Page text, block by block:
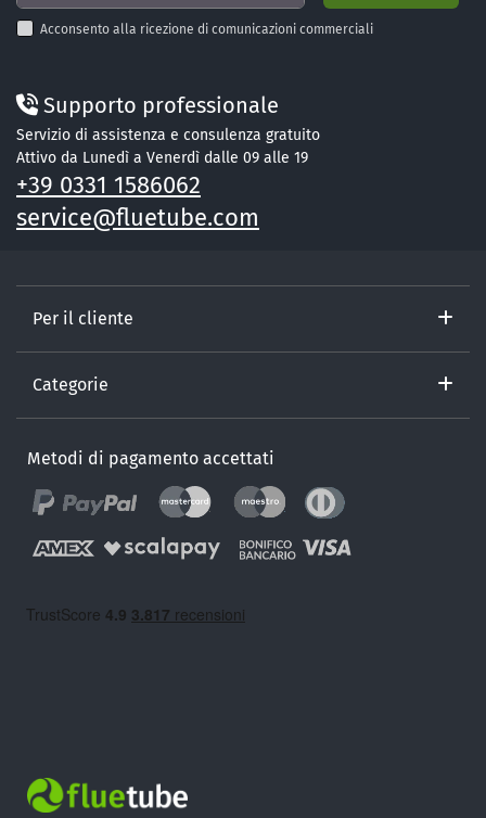
Acconsento alla ricezione di comunicazioni commerciali
Supporto professionale
Servizio di assistenza e consulenza gratuito
Attivo da Lunedì a Venerdì dalle 09 alle 19
+39 0331 1586062
service@fluetube.com
Per il cliente
Categorie
Metodi di pagamento accettati